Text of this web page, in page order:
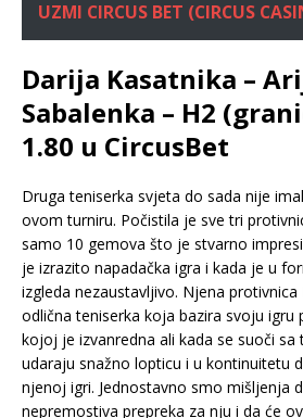
UZMI CIRCUS BET (CIRCUS
Darija Kasatnika –
Sabalenka – H2
1.80 u CircusBet
Druga teniserka svjeta do sada nije
ovom turniru. Počistila je sve tri
samo 10 gemova što je stvarno
je izrazito napadačka igra i kada je u
izgleda nezaustavljivo. Njena
odlična teniserka koja bazira svoju igru
kojoj je izvanredna ali kada se suoči sa
udaraju snažno lopticu i u kontinuitetu
njenoj igri. Jednostavno smo mišljenja
nepremostiva prepreka za nju i da će